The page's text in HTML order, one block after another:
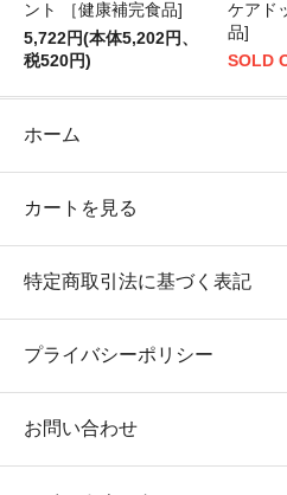
ント ［健康補完食品]
5,722円(本体5,202円、
税520円)
ケアド
品]
SOLD
ホーム
カートを見る
特定商取引法に基づく表記
プライバシーポリシー
お問い合わせ